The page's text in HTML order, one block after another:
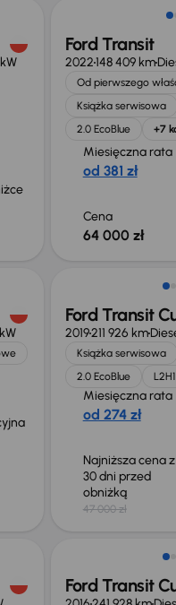
Ford Transit
2022148 409 km
Od pierwszego
Książka serwisowa
2.0 EcoBlue
+7
Miesięczna rata
od 381 zł
Cena
64 000 zł
Taniej o 1 000 zł
Ford Transit
2019211 926 km
Książka serwisowa
2.0 EcoBlue
L2H1
Miesięczna rata
od 274 zł
Najniższa cena z
30 dni przed
obniżką
47 000 zł
Taniej o 1 000 zł
Ford Transit